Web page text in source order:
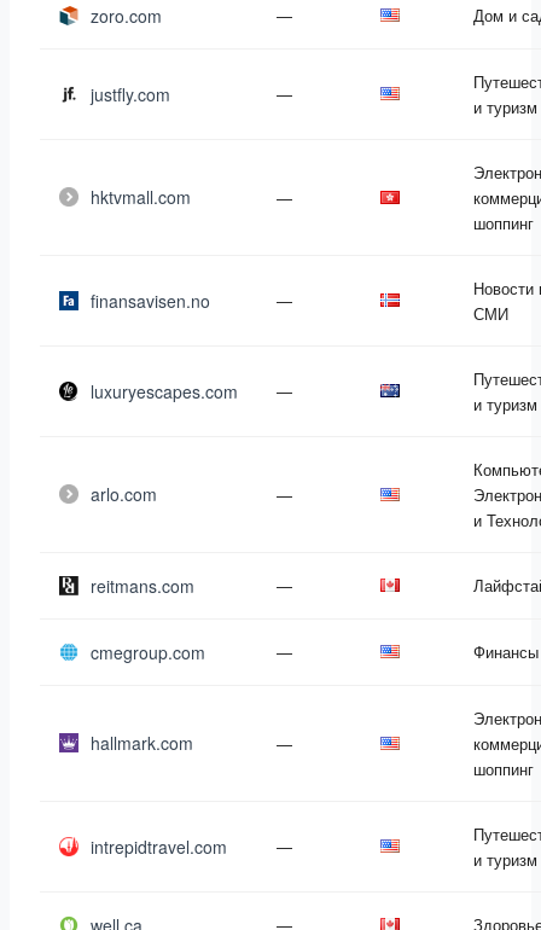
zoro.com — Дом и
justfly.com —
и туризм
hktvmall.com —
шоппинг
finansavisen.no —
Новости
СМИ
luxuryescapes.com —
и туризм
arlo.com —
и
reitmans.com —
cmegroup.com — Финансы
hallmark.com —
шоппинг
intrepidtravel.com —
и туризм
well.ca —